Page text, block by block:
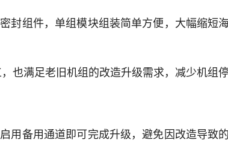
组件，单组模块组装简单方便，大幅缩短
也满足老旧机组的改造升级需求，减少机组停
用备用通道即可完成升级，避免因改造导致